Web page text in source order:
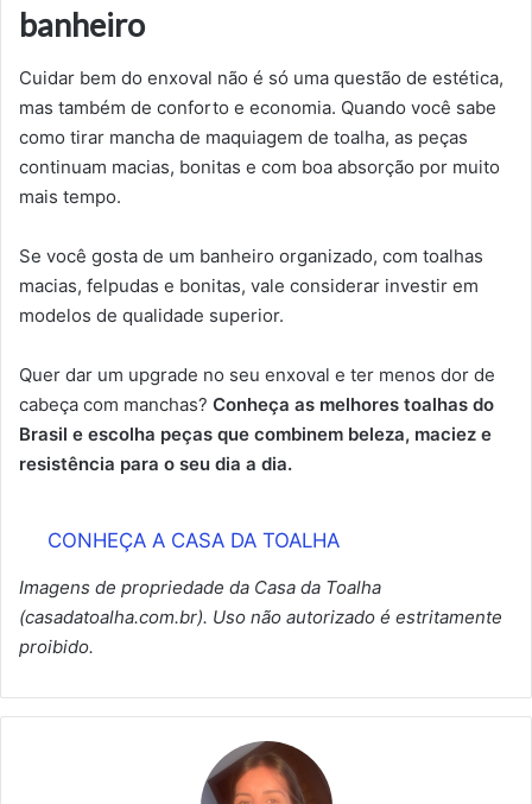
banheiro
Cuidar bem do enxoval não é só uma questão de estética,
mas também de conforto e economia. Quando você sabe
como tirar mancha de maquiagem de toalha, as peças
continuam macias, bonitas e com boa absorção por muito
mais tempo.
Se você gosta de um banheiro organizado, com toalhas
macias, felpudas e bonitas, vale considerar investir em
modelos de qualidade superior.
Quer dar um upgrade no seu enxoval e ter menos dor de
cabeça com manchas? Conheça as melhores toalhas do
Brasil e escolha peças que combinem beleza, maciez e
resistência para o seu dia a dia.
CONHEÇA A CASA DA TOALHA
Imagens de propriedade da Casa da Toalha
(casadatoalha.com.br). Uso não autorizado é estritamente
proibido.